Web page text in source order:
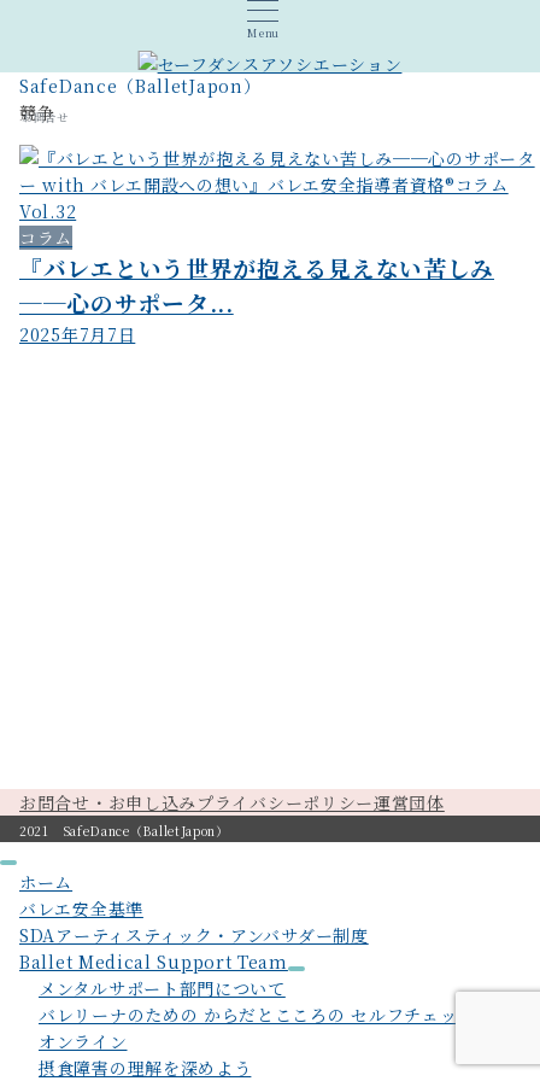
Menu
お問合せ
SafeDance（BalletJapon）
競争
コラム
『バレエという世界が抱える見えない苦しみ
──心のサポータ...
2025年7月7日
お問合せ・お申し込みプライバシーポリシー運営団体
2021 SafeDance（BalletJapon）
ホーム
バレエ安全基準
SDAアーティスティック・アンバサダー制度
Ballet Medical Support Team
メンタルサポート部門について
バレリーナのための からだとこころの セルフチェックガイド
オンライン
摂食障害の理解を深めよう